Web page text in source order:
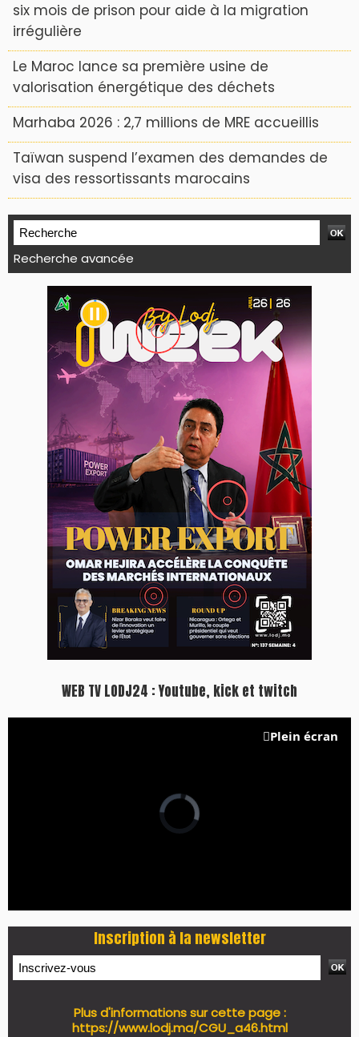
six mois de prison pour aide à la migration
irrégulière
Le Maroc lance sa première usine de
valorisation énergétique des déchets
Marhaba 2026 : 2,7 millions de MRE accueillis
Taïwan suspend l’examen des demandes de
visa des ressortissants marocains
Recherche avancée
WEB TV LODJ24 : Youtube, kick et twitch
Plein écran
Inscription à la newsletter
Plus d'informations sur cette page :
https://www.lodj.ma/CGU_a46.html